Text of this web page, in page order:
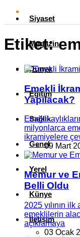
Siyaset
Magazin
Dünya
Eğitim
Sağlık
Genel
Yerel
Künye
İletişim
Etiket:
Emekli
Yapılacak?
Emekli
milyonlarca
ikramiyelere
09 Mart
Memur ve
Belli Oldu
2025 yılının
emeklilerin
açıklamaya
03 Ocak